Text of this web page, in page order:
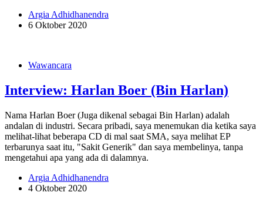
Argia Adhidhanendra
6 Oktober 2020
Wawancara
Interview: Harlan Boer (Bin Harlan)
Nama Harlan Boer (Juga dikenal sebagai Bin Harlan) adalah
andalan di industri. Secara pribadi, saya menemukan dia ketika saya
melihat-lihat beberapa CD di mal saat SMA, saya melihat EP
terbarunya saat itu, "Sakit Generik" dan saya membelinya, tanpa
mengetahui apa yang ada di dalamnya.
Argia Adhidhanendra
4 Oktober 2020